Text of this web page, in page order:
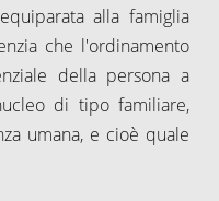
alla famiglia
che l'ordinamento
della persona a
di tipo familiare,
umana, e cioè quale